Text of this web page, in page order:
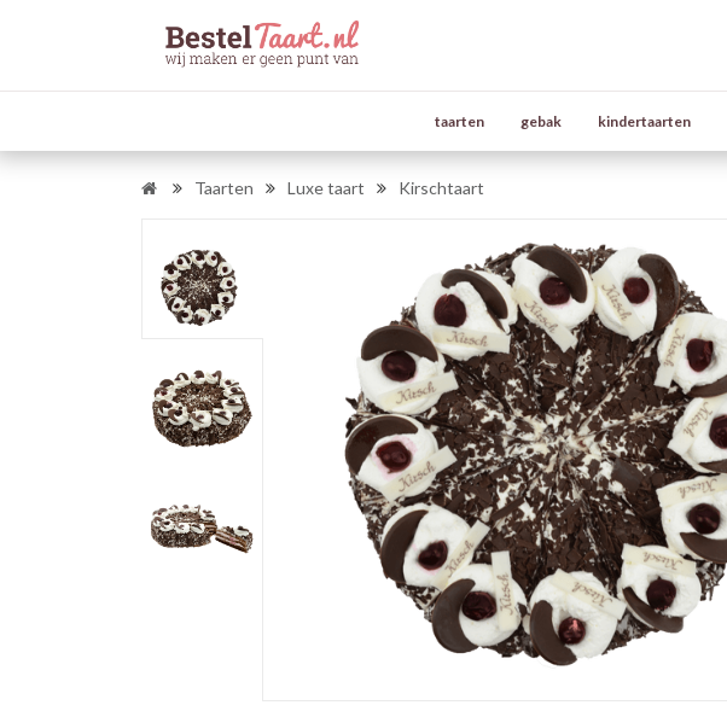
taarten gebak kindertaarten
Taarten Luxe taart Kirschtaart